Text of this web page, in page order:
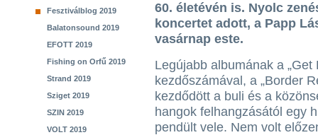
Fesztiválblog 2019
Balatonsound 2019
EFOTT 2019
Fishing on Orfű 2019
Strand 2019
Sziget 2019
SZIN 2019
VOLT 2019
60. életévén is. Nyolc
koncertet adott, a Papp
vasárnap este.
Legújabb albumának a „Get
kezdőszámával, a „Border
kezdődött a buli és a
hangok felhangzásától egy
pendült vele. Nem volt